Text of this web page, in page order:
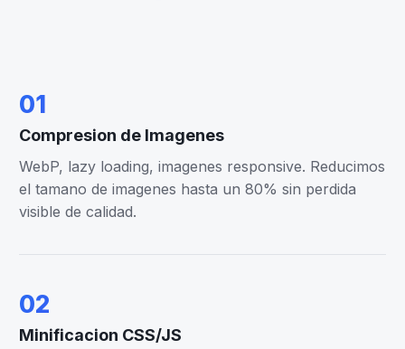
01
Compresion de Imagenes
WebP, lazy loading, imagenes responsive. Reducimos
el tamano de imagenes hasta un 80% sin perdida
visible de calidad.
02
Minificacion CSS/JS